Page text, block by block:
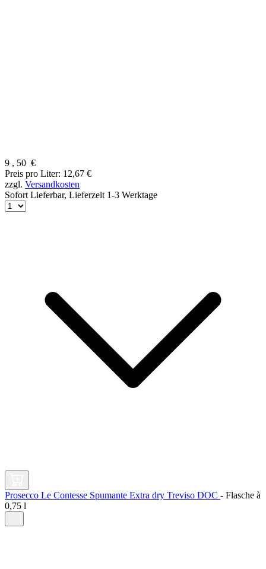
9 , 50 €
Preis pro Liter: 12,67 €
zzgl. Versandkosten
Sofort Lieferbar, Lieferzeit 1-3 Werktage
Prosecco Le Contesse Spumante Extra dry Treviso DOC - Flasche à
0,75 l